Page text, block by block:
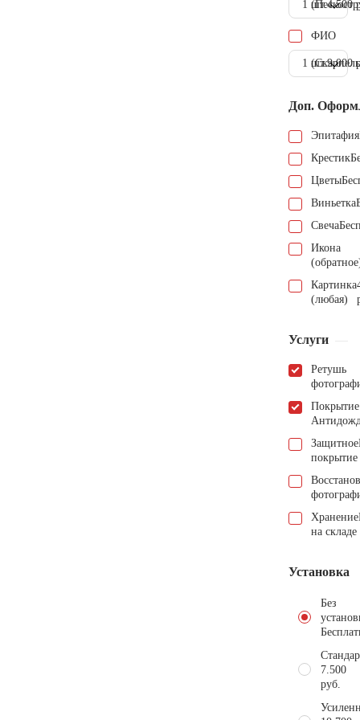
1 шт.4.500
ФИО
1 шт.9.000
Доп.
Эпитафия
Крестик
Цветы
Виньетка
Свеча
Икона
Картинка
(любая)
Услуги
Ретушь
Покрытие
Защитное
покрытие
Хранение
на складе
Установка
Без
7.500
руб.